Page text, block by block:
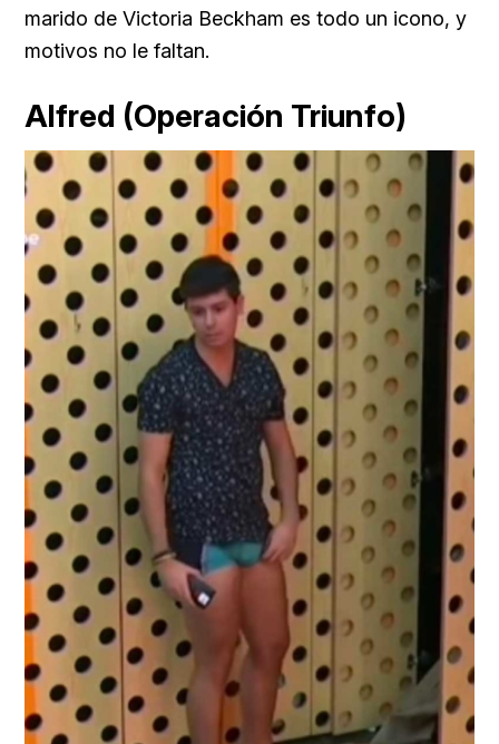
marido de Victoria Beckham es todo un icono, y
motivos no le faltan.
Alfred (Operación Triunfo)